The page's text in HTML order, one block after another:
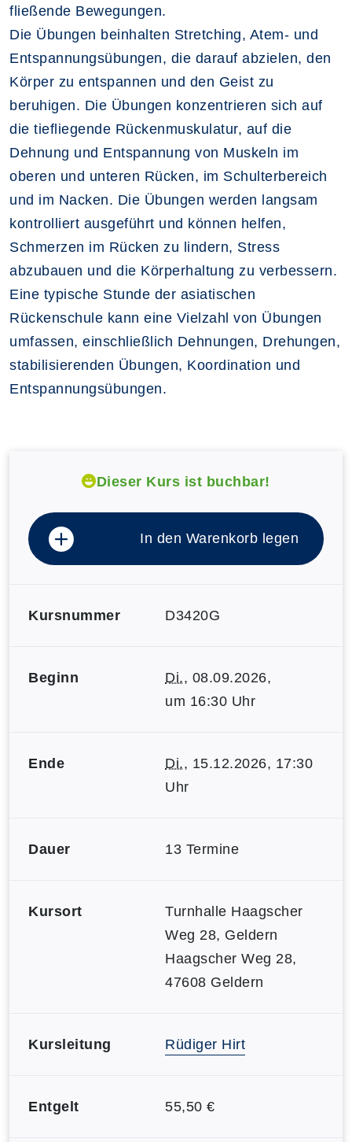
fließende Bewegungen.
Die Übungen beinhalten Stretching, Atem- und
Entspannungsübungen, die darauf abzielen, den
Körper zu entspannen und den Geist zu
beruhigen. Die Übungen konzentrieren sich auf
die tiefliegende Rückenmuskulatur, auf die
Dehnung und Entspannung von Muskeln im
oberen und unteren Rücken, im Schulterbereich
und im Nacken. Die Übungen werden langsam
kontrolliert ausgeführt und können helfen,
Schmerzen im Rücken zu lindern, Stress
abzubauen und die Körperhaltung zu verbessern.
Eine typische Stunde der asiatischen
Rückenschule kann eine Vielzahl von Übungen
umfassen, einschließlich Dehnungen, Drehungen,
stabilisierenden Übungen, Koordination und
Entspannungsübungen.
Dieser Kurs ist buchbar!
In den Warenkorb legen
Kursnummer D3420G
Beginn Di., 08.09.2026,
um 16:30 Uhr
Ende Di., 15.12.2026, 17:30
Uhr
Dauer 13 Termine
Kursort
Turnhalle Haagscher
Weg 28, Geldern
Haagscher Weg 28,
47608 Geldern
Kursleitung Rüdiger Hirt
Entgelt 55,50 €